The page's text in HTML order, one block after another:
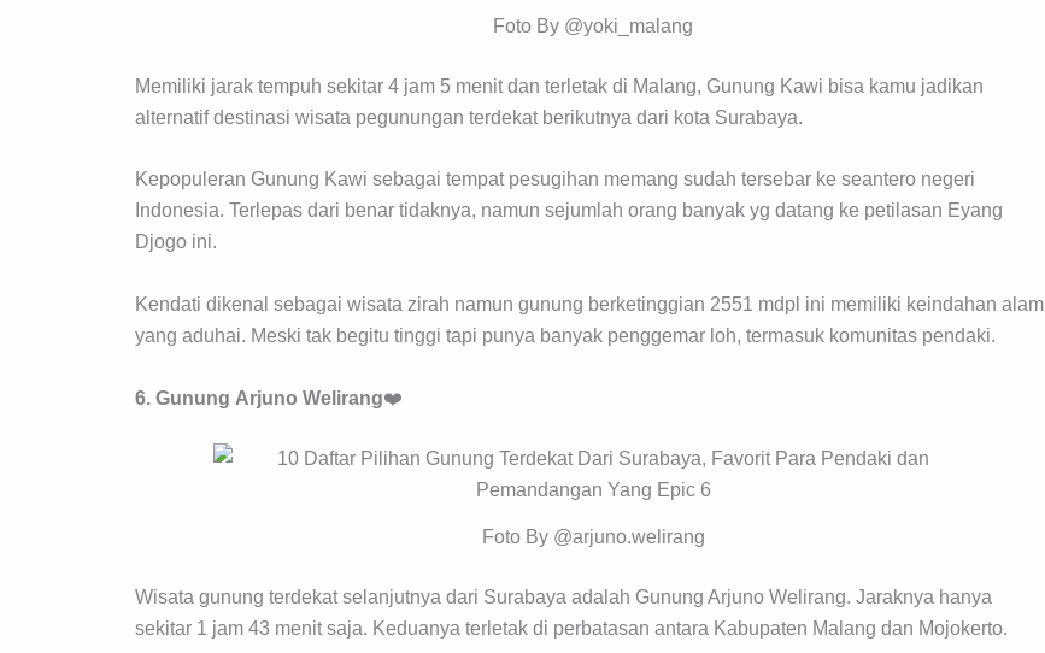
Foto By @yoki_malang
Memiliki jarak tempuh sekitar 4 jam 5 menit dan terletak di Malang, Gunung Kawi bisa kamu jadikan
alternatif destinasi wisata pegunungan terdekat berikutnya dari kota Surabaya.
Kepopuleran Gunung Kawi sebagai tempat pesugihan memang sudah tersebar ke seantero negeri
Indonesia. Terlepas dari benar tidaknya, namun sejumlah orang banyak yg datang ke petilasan Eyang
Djogo ini.
Kendati dikenal sebagai wisata zirah namun gunung berketinggian 2551 mdpl ini memiliki keindahan alam
yang aduhai. Meski tak begitu tinggi tapi punya banyak penggemar loh, termasuk komunitas pendaki.
6. Gunung Arjuno Welirang❤️
Foto By @arjuno.welirang
Wisata gunung terdekat selanjutnya dari Surabaya adalah Gunung Arjuno Welirang. Jaraknya hanya
sekitar 1 jam 43 menit saja. Keduanya terletak di perbatasan antara Kabupaten Malang dan Mojokerto.